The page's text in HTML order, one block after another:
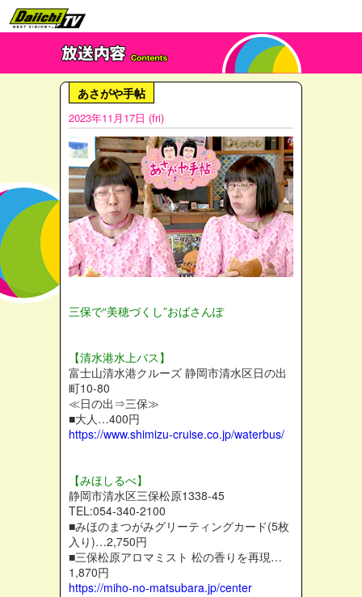
あさがや手帖
2023年11月17日 (fri)
三保で“美穂づくし”おばさんぽ
【清水港水上バス】
富士山清水港クルーズ 静岡市清水区日の出
町10-80
≪日の出⇒三保≫
■大人…400円
https://www.shimizu-cruise.co.jp/waterbus/
【みほしるべ】
静岡市清水区三保松原1338-45
TEL:054-340-2100
■みほのまつがみグリーティングカード(5枚
入り)…2,750円
■三保松原アロマミスト 松の香りを再現…
1,870円
https://miho-no-matsubara.jp/center